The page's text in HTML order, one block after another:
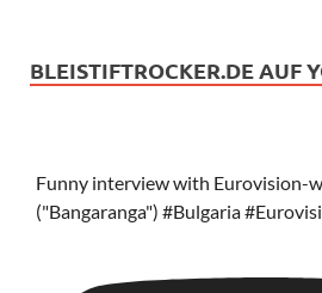
BLEISTIFTROCKER.DE AUF
Funny interview with Eurovision-
("Bangaranga") #Bulgaria